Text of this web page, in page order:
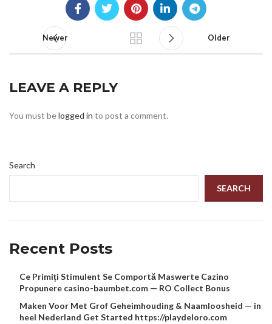
Newer Older
LEAVE A REPLY
You must belogged in to post a comment.
Search
SEARCH
Recent Posts
Ce Primiți Stimulent Se Comportă Maswerte Cazino
Propunere casino-baumbet.com — RO Collect Bonus
Maken Voor Met Grof Geheimhouding & Naamloosheid — in
heel Nederland Get Started https://playdeloro.com